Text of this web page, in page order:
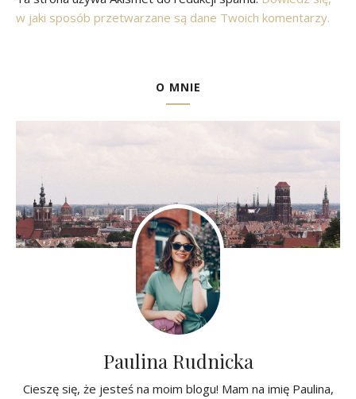
w jaki sposób przetwarzane są dane Twoich komentarzy.
O MNIE
Paulina Rudnicka
Cieszę się, że jesteś na moim blogu! Mam na imię Paulina,